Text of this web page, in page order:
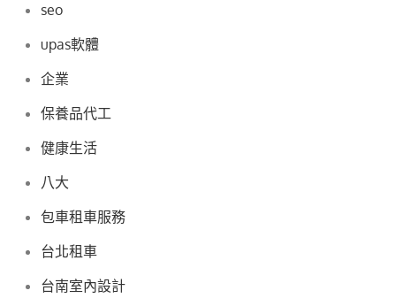
seo
upas軟體
企業
保養品代工
健康生活
八大
包車租車服務
台北租車
台南室內設計